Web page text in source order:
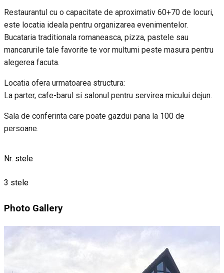
Restaurantul cu o capacitate de aproximativ 60+70 de locuri,
este locatia ideala pentru organizarea evenimentelor.
Bucataria traditionala romaneasca, pizza, pastele sau
mancarurile tale favorite te vor multumi peste masura pentru
alegerea facuta.
Locatia ofera urmatoarea structura:
La parter, cafe-barul si salonul pentru servirea micului dejun.
Sala de conferinta care poate gazdui pana la 100 de
persoane.
Nr. stele
3 stele
Photo Gallery